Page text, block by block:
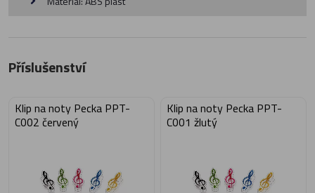
Příslušenství
Klip na noty Pecka PPT-
C002 červený
Klip na noty Pecka PPT-
C001 žlutý